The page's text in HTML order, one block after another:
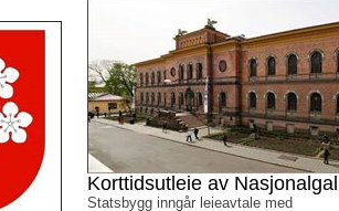
Korttidsutleie av
Statsbygg inngår leieavtale med